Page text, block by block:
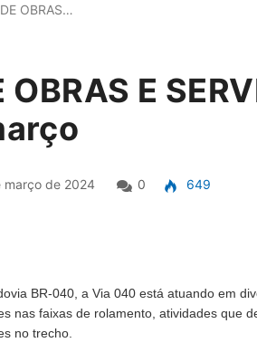
OBRAS…
E
março de 2024 0 649
BR-040, a Via 040 está atuando em
nas faixas de rolamento, atividades que
no trecho.